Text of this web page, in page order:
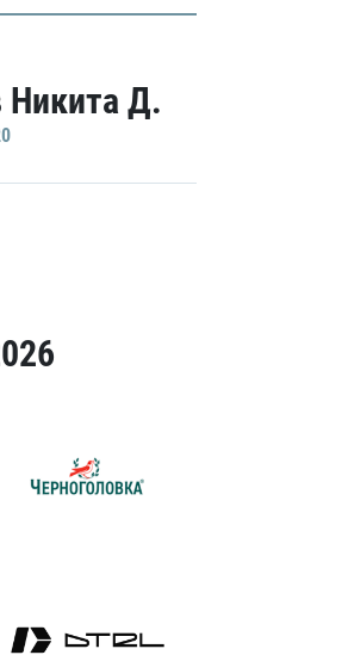
Никита Д.